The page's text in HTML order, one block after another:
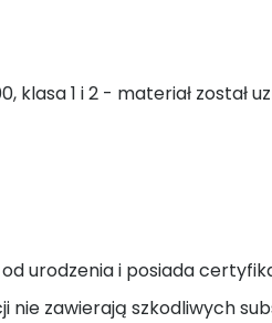
klasa 1 i 2 - materiał został
urodzenia i posiada
zawierają szkodliwych